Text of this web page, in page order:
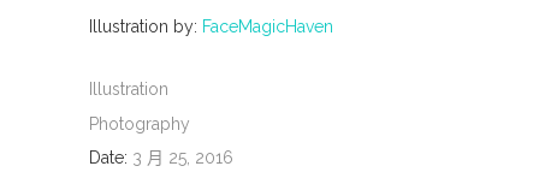
Illustration by: FaceMagicHaven
Illustration
Photography
Date: 3 月 25, 2016